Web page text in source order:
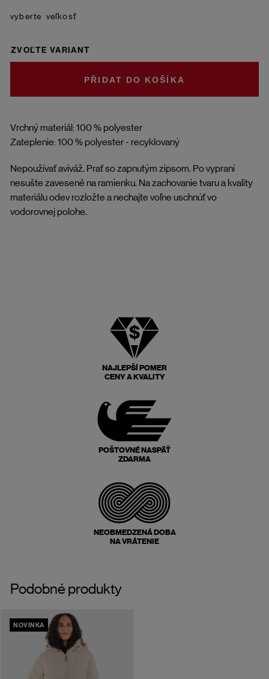
Vrchný materiál: 100 % polyester
Zateplenie: 100 % polyester - recyklovaný
Nepoužívať aviváž. Prať so zapnutým zipsom. Po vypraní
nesušte zavesené na ramienku. Na zachovanie tvaru a kvality
materiálu odev rozložte a nechajte voľne uschnúť vo
vodorovnej polohe.
veľkosť
ZVOĽTE VARIANT
DO KOŠÍKA
NAJLEPŠÍ POMER
CENY A KVALITY
POŠTOVNÉ NASPÄŤ
ZDARMA
NEOBMEDZENÁ DOBA
NA VRÁTENIE
Podobné produkty
NOVINKA